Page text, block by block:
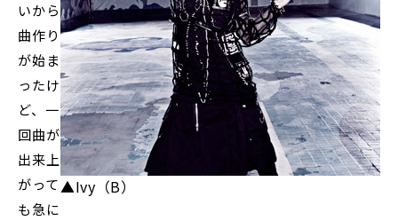
▲Ivy（B）
いから
曲作り
が始ま
ったけ
ど、一
回曲が
出来上
がって
も急に